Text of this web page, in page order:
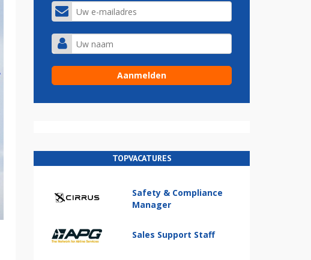
TOPVACATURES
Safety & Compliance
Manager
Sales Support Staff